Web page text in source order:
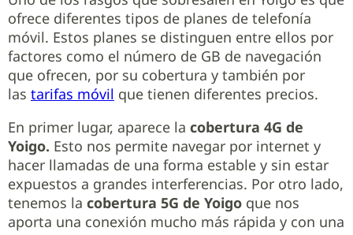
ofrece diferentes tipos de planes de telefonía
móvil. Estos planes se distinguen entre ellos por
factores como el número de GB de navegación
que ofrecen, por su cobertura y también por
las tarifas móvil que tienen diferentes precios.
En primer lugar, aparece la cobertura 4G de
Yoigo. Esto nos permite navegar por internet y
hacer llamadas de una forma estable y sin estar
expuestos a grandes interferencias. Por otro lado,
tenemos la cobertura 5G de Yoigo que nos
aporta una conexión mucho más rápida y con una